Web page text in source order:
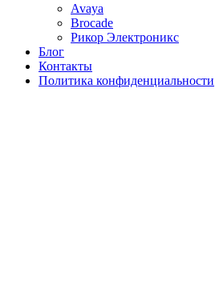
Avaya
Brocade
Рикор Электроникс
Блог
Контакты
Политика конфиденциальности